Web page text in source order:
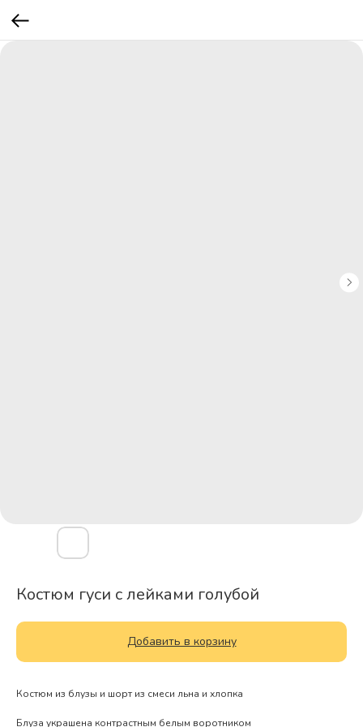
Костюм гуси с лейками голубой
Добавить в корзину
Костюм из блузы и шорт из смеси льна и хлопка
Блуза украшена контрастным белым воротником